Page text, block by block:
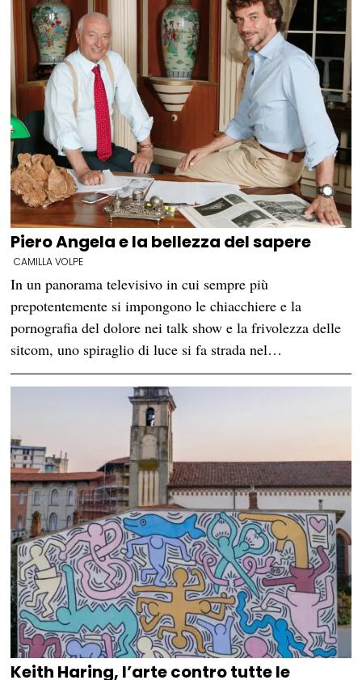
Piero Angela e la bellezza del sapere
CAMILLA VOLPE
In un panorama televisivo in cui sempre più
prepotentemente si impongono le chiacchiere e la
pornografia del dolore nei talk show e la frivolezza delle
sitcom, uno spiraglio di luce si fa strada nel…
Keith Haring, l’arte contro tutte le